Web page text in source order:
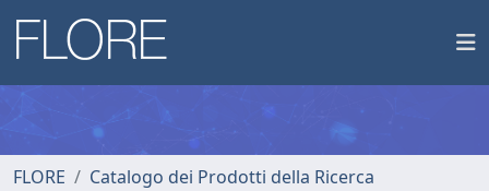
FLORE
Catalogo dei Prodotti della Ricerca